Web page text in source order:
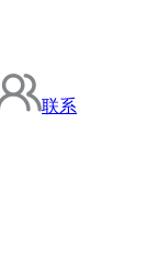
联系